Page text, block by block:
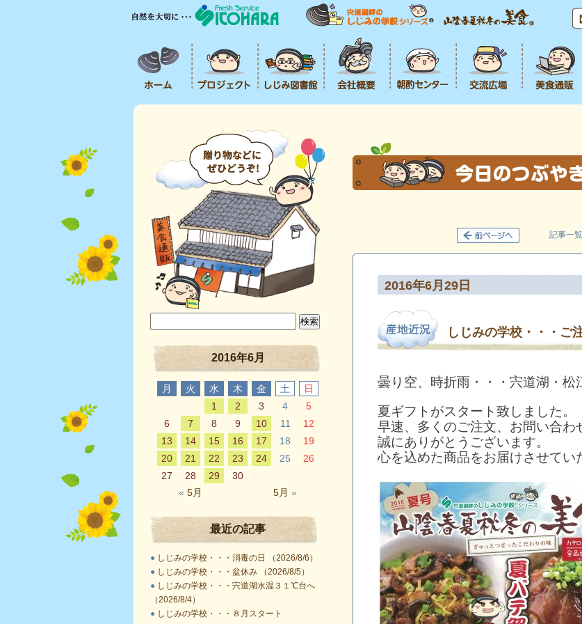
2016年6月
月 火 水 木 金 土 日
« 5月 5月 »
1 2 3 4
5
6
7 8 9 10 11
12
13
14 15 16 17 18
19
20
21 22 23 24 25
26
27
28 29 30
最近の記事
● しじみの学校・・・消毒の日 （2026/8/6）
● しじみの学校・・・盆休み （2026/8/5）
● しじみの学校・・・宍道湖水温３１℃台へ
（2026/8/4）
● しじみの学校・・・８月スタート
記事一覧
2016年6月29日
しじみの学校・・・ご
曇り空、時折雨・・・宍道湖・松
夏ギフトがスタート致しました。
早速、多くのご注文、お問い合わ
誠にありがとうございます。
心を込めた商品をお届けさせてい